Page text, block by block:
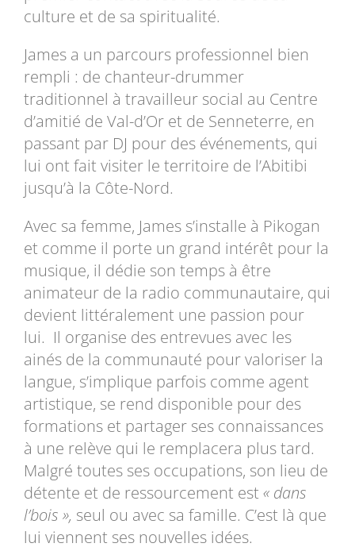
culture et de sa spiritualité.
James a un parcours professionnel bien
rempli : de chanteur-drummer
traditionnel à travailleur social au Centre
d’amitié de Val-d’Or et de Senneterre, en
passant par DJ pour des événements, qui
lui ont fait visiter le territoire de l’Abitibi
jusqu’à la Côte-Nord.
Avec sa femme, James s’installe à Pikogan
et comme il porte un grand intérêt pour la
musique, il dédie son temps à être
animateur de la radio communautaire, qui
devient littéralement une passion pour
lui. Il organise des entrevues avec les
ainés de la communauté pour valoriser la
langue, s’implique parfois comme agent
artistique, se rend disponible pour des
formations et partager ses connaissances
à une relève qui le remplacera plus tard.
Malgré toutes ses occupations, son lieu de
détente et de ressourcement est « dans
l’bois », seul ou avec sa famille. C’est là que
lui viennent ses nouvelles idées.